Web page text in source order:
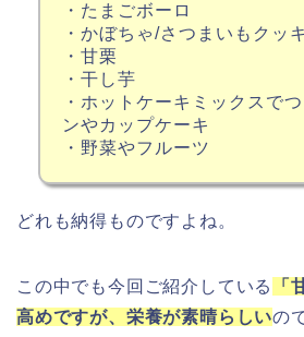
・たまごボーロ
・かぼちゃ/さつまいもクッ
・甘栗
・干し芋
・ホットケーキミックスで
ンやカップケーキ
・野菜やフルーツ
どれも納得ものですよね。
この中でも今回ご紹介している
「
高めですが、栄養が素晴らしいの